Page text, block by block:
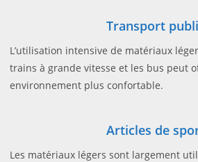
Transport
L’utilisation intensive de matériaux
trains à grande vitesse et les bus peut
environnement plus confortable.
Articles de
Les matériaux légers sont largement